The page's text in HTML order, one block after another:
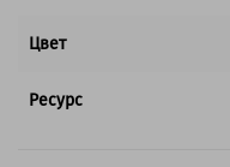
Цвет
Ресурс